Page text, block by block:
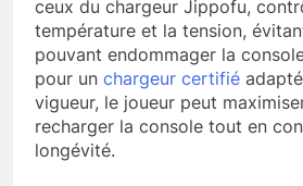
ceux du chargeur Jippofu,
température et la tension,
pouvant endommager la
pour un chargeur certifié
vigueur, le joueur peut
recharger la console tout en
longévité.